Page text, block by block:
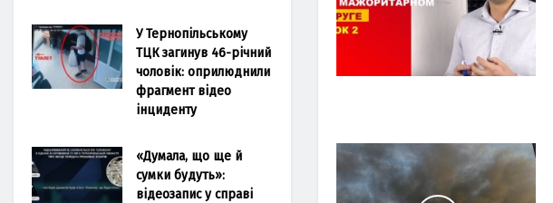
У Тернопільському
ТЦК загинув 46-річний
чоловік: оприлюднили
фрагмент відео
інциденту
«Думала, що ще й
сумки будуть»:
відеозапис у справі